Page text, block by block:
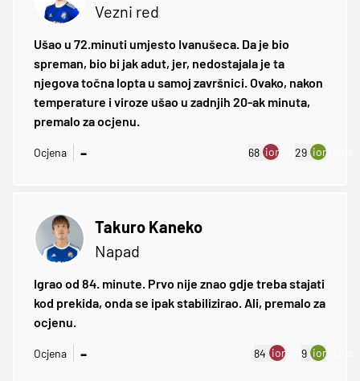
Vezni red
Ušao u 72.minuti umjesto Ivanušeca. Da je bio
spreman, bio bi jak adut, jer, nedostajala je ta
njegova točna lopta u samoj završnici. Ovako, nakon
temperature i viroze ušao u zadnjih 20-ak minuta,
premalo za ocjenu.
Ocjena - 68 ion:minus
29 ion:plus
Takuro Kaneko
Napad
Igrao od 84. minute. Prvo nije znao gdje treba stajati
kod prekida, onda se ipak stabilizirao. Ali, premalo za
ocjenu.
Ocjena - 84 ion:minus
9 ion:plus